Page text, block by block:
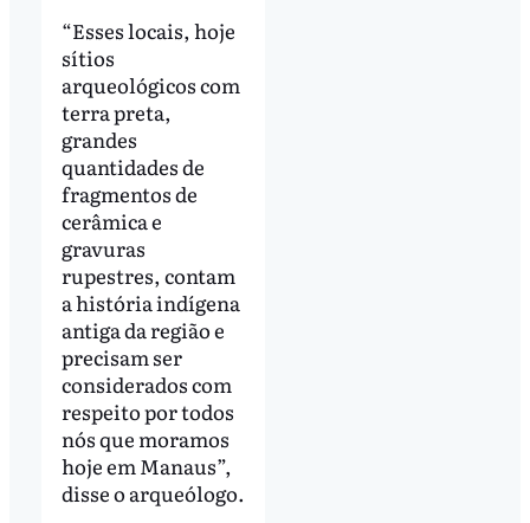
“Esses locais, hoje
sítios
arqueológicos com
terra preta,
grandes
quantidades de
fragmentos de
cerâmica e
gravuras
rupestres, contam
a história indígena
antiga da região e
precisam ser
considerados com
respeito por todos
nós que moramos
hoje em Manaus”,
disse o arqueólogo.